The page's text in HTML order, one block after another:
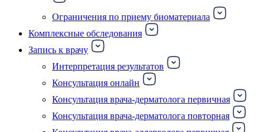
Ограничения по приему биоматериала
Комплексные обследования
Запись к врачу
Интерпретация результатов
Консультация онлайн
Консультация врача-дерматолога первичная
Консультация врача-дерматолога повторная